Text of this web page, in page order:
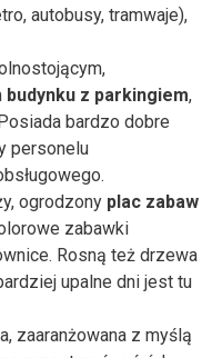
autobusy, tramwaje),
budynku z parkingiem,
bardzo dobre
personelu
ogrodzony plac zabaw
zabawki
Rosną też drzewa
upalne dni jest tu
zaaranżowana z myślą